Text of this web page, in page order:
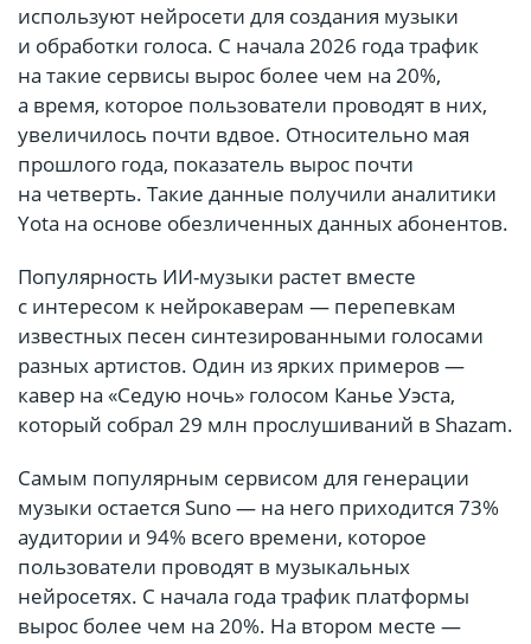
используют нейросети для создания музыки
и обработки голоса. С начала 2026 года трафик
на такие сервисы вырос более чем на 20%,
а время, которое пользователи проводят в них,
увеличилось почти вдвое. Относительно мая
прошлого года, показатель вырос почти
на четверть. Такие данные получили аналитики
Yota на основе обезличенных данных абонентов.
Популярность ИИ-музыки растет вместе
с интересом к нейрокаверам — перепевкам
известных песен синтезированными голосами
разных артистов. Один из ярких примеров —
кавер на «Седую ночь» голосом Канье Уэста,
который собрал 29 млн прослушиваний в Shazam.
Самым популярным сервисом для генерации
музыки остается Suno — на него приходится 73%
аудитории и 94% всего времени, которое
пользователи проводят в музыкальных
нейросетях. С начала года трафик платформы
вырос более чем на 20%. На втором месте —